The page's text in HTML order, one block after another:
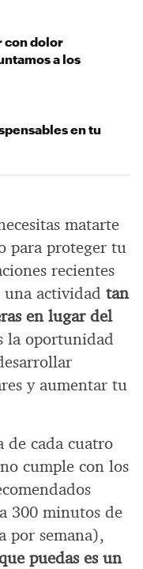
matarte
para proteger tu
recientes
actividad tan
en lugar del
la oportunidad
y aumentar tu
de cada cuatro
cumple con los
300 minutos de
por semana),
puedas es un
con dolor
a los
en tu